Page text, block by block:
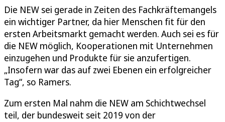
Die NEW sei gerade in Zeiten des Fachkräftemangels
ein wichtiger Partner, da hier Menschen fit für den
ersten Arbeitsmarkt gemacht werden. Auch sei es für
die NEW möglich, Kooperationen mit Unternehmen
einzugehen und Produkte für sie anzufertigen.
„Insofern war das auf zwei Ebenen ein erfolgreicher
Tag“, so Ramers.
Zum ersten Mal nahm die NEW am Schichtwechsel
teil, der bundesweit seit 2019 von der